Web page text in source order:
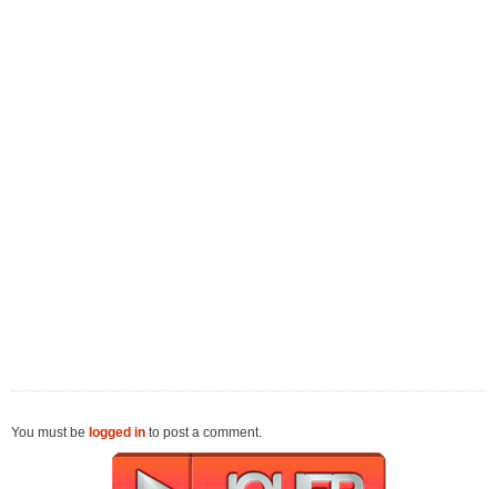
You must be logged in to post a comment.